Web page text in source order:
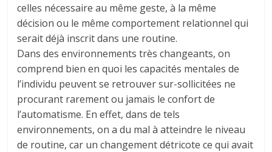
celles nécessaire au même geste, à la même
décision ou le même comportement relationnel qui
serait déjà inscrit dans une routine.
Dans des environnements très changeants, on
comprend bien en quoi les capacités mentales de
l’individu peuvent se retrouver sur-sollicitées ne
procurant rarement ou jamais le confort de
l’automatisme. En effet, dans de tels
environnements, on a du mal à atteindre le niveau
de routine, car un changement détricote ce qui avait